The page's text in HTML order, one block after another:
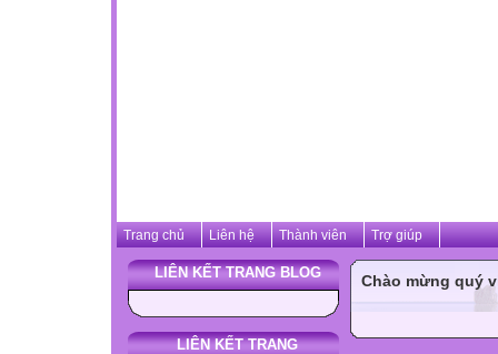
Trang chủ Liên hệ Thành viên Trợ giúp
LIÊN KẾT TRANG BLOG
LIÊN KẾT TRANG
Chào mừng quý